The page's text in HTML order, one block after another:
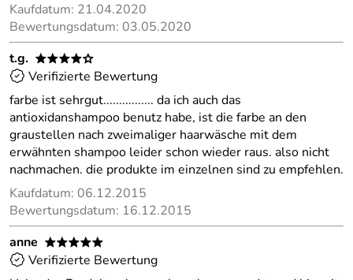
Kaufdatum: 21.04.2020
Bewertungsdatum: 03.05.2020
t.g.
****o
Verifizierte Bewertung
farbe ist sehrgut................ da ich auch das
antioxidanshampoo benutz habe, ist die farbe an den
graustellen nach zweimaliger haarwäsche mit dem
erwähnten shampoo leider schon wieder raus. also nicht
nachmachen. die produkte im einzelnen sind zu empfehlen.
Kaufdatum: 06.12.2015
Bewertungsdatum: 16.12.2015
anne
*****
Verifizierte Bewertung